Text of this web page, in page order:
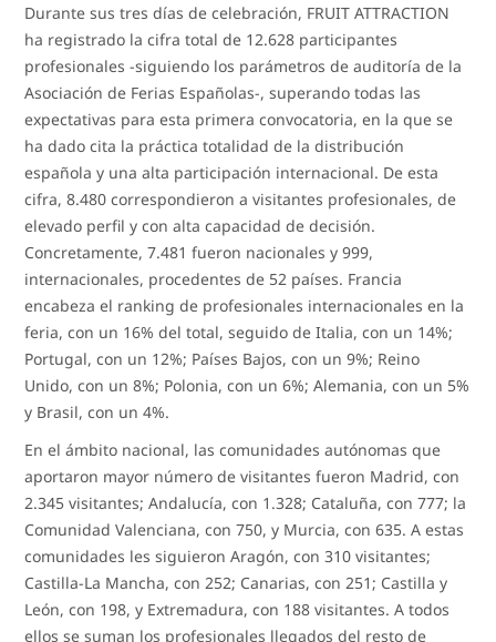
Durante sus tres días de celebración, FRUIT ATTRACTION
ha registrado la cifra total de 12.628 participantes
profesionales -siguiendo los parámetros de auditoría de la
Asociación de Ferias Españolas-, superando todas las
expectativas para esta primera convocatoria, en la que se
ha dado cita la práctica totalidad de la distribución
española y una alta participación internacional. De esta
cifra, 8.480 correspondieron a visitantes profesionales, de
elevado perfil y con alta capacidad de decisión.
Concretamente, 7.481 fueron nacionales y 999,
internacionales, procedentes de 52 países. Francia
encabeza el ranking de profesionales internacionales en la
feria, con un 16% del total, seguido de Italia, con un 14%;
Portugal, con un 12%; Países Bajos, con un 9%; Reino
Unido, con un 8%; Polonia, con un 6%; Alemania, con un 5%
y Brasil, con un 4%.
En el ámbito nacional, las comunidades autónomas que
aportaron mayor número de visitantes fueron Madrid, con
2.345 visitantes; Andalucía, con 1.328; Cataluña, con 777; la
Comunidad Valenciana, con 750, y Murcia, con 635. A estas
comunidades les siguieron Aragón, con 310 visitantes;
Castilla-La Mancha, con 252; Canarias, con 251; Castilla y
León, con 198, y Extremadura, con 188 visitantes. A todos
ellos se suman los profesionales llegados del resto de